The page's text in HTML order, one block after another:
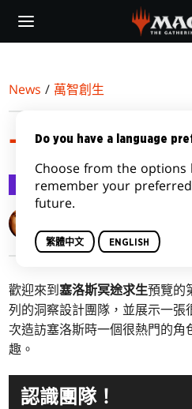
main
News / 萬智創生
一窺冥途之門
萬智創生 2020-01-02
歡迎來到塞洛斯冥途求生預覽的
列的洞察設計團隊，並展示一張
次造訪塞洛斯時一個很熱門的角
趣。
認識團隊！
Do you have a language
Choose from the options
remember your
future.
繁體中文 ENGLISH